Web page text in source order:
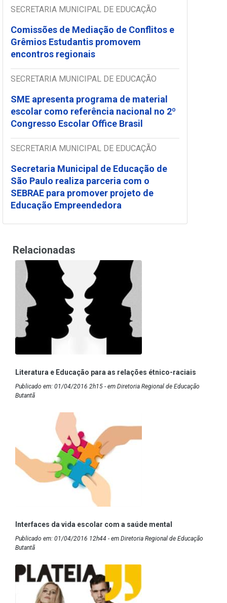
SECRETARIA MUNICIPAL DE EDUCAÇÃO
Comissões de Mediação de Conflitos e
Grêmios Estudantis promovem
encontros regionais
SECRETARIA MUNICIPAL DE EDUCAÇÃO
SME apresenta programa de material
escolar como referência nacional no 2º
Congresso Escolar Office Brasil
SECRETARIA MUNICIPAL DE EDUCAÇÃO
Secretaria Municipal de Educação de
São Paulo realiza parceria com o
SEBRAE para promover projeto de
Educação Empreendedora
Relacionadas
Literatura e Educação para as relações étnico-raciais
Publicado em: 01/04/2016 2h15 - em Diretoria Regional de Educação
Butantã
Interfaces da vida escolar com a saúde mental
Publicado em: 01/04/2016 12h44 - em Diretoria Regional de Educação
Butantã